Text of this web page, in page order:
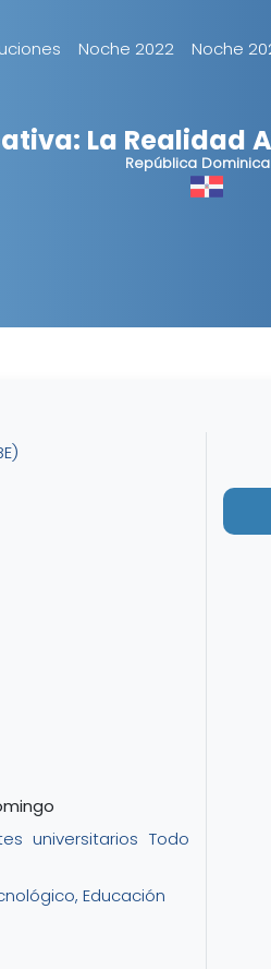
Noche 2022 Noche
La Realidad
República
universitarios Todo
Educación